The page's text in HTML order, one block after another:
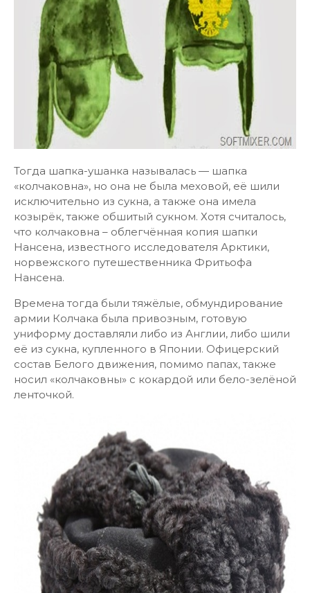
Тогда шапка-ушанка называлась — шапка
«колчаковна», но она не была меховой, её шили
исключительно из сукна, а также она имела
козырёк, также обшитый сукном. Хотя считалось,
что колчаковна – облегчённая копия шапки
Нансена, известного исследователя Арктики,
норвежского путешественника Фритьофа
Нансена.
Времена тогда были тяжёлые, обмундирование
армии Колчака была привозным, готовую
униформу доставляли либо из Англии, либо шили
её из сукна, купленного в Японии. Офицерский
состав Белого движения, помимо папах, также
носил «колчаковны» с кокардой или бело-зелёной
ленточкой.